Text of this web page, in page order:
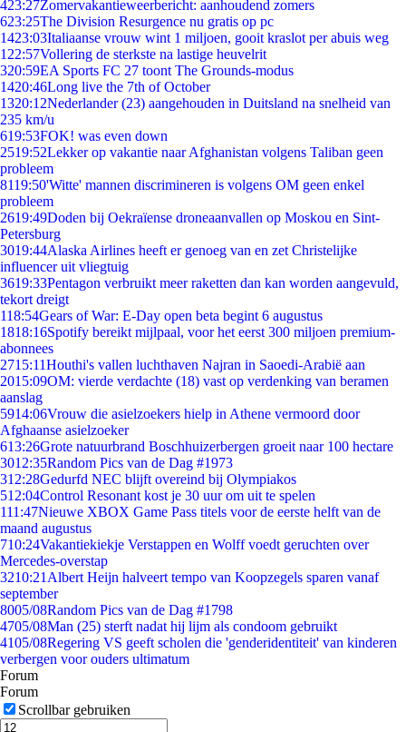
423:27Zomervakantieweerbericht: aanhoudend zomers
623:25The Division Resurgence nu gratis op pc
1423:03Italiaanse vrouw wint 1 miljoen, gooit kraslot per abuis weg
1 22:57Vollering de sterkste na lastige heuvelrit
320:59EA Sports FC 27 toont The Grounds-modus
1420:46Long live the 7th of October
1320:12Nederlander (23) aangehouden in Duitsland na snelheid van
235 km/u
619:53FOK! was even down
2519:52Lekker op vakantie naar Afghanistan volgens Taliban geen
probleem
8119:50'Witte' mannen discrimineren is volgens OM geen enkel
probleem
2619:49Doden bij Oekraïense droneaanvallen op Moskou en Sint-
Petersburg
3019:44Alaska Airlines heeft er genoeg van en zet Christelijke
influencer uit vliegtuig
3619:33Pentagon verbruikt meer raketten dan kan worden aangevuld,
tekort dreigt
118:54Gears of War: E-Day open beta begint 6 augustus
1818:16Spotify bereikt mijlpaal, voor het eerst 300 miljoen premium-
abonnees
2715:11Houthi's vallen luchthaven Najran in Saoedi-Arabië aan
2015:09OM: vierde verdachte (18) vast op verdenking van beramen
aanslag
5914:06Vrouw die asielzoekers hielp in Athene vermoord door
Afghaanse asielzoeker
613:26Grote natuurbrand Boschhuizerbergen groeit naar 100 hectare
3012:35Random Pics van de Dag #1973
312:28Gedurfd NEC blijft overeind bij Olympiakos
512:04Control Resonant kost je 30 uur om uit te spelen
111:47Nieuwe XBOX Game Pass titels voor de eerste helft van de
maand augustus
710:24Vakantiekiekje Verstappen en Wolff voedt geruchten over
Mercedes-overstap
3210:21 Albert Heijn halveert tempo van Koopzegels sparen vanaf
september
8005/08Random Pics van de Dag #1798
4705/08Man (25) sterft nadat hij lijm als condoom gebruikt
4105/08Regering VS geeft scholen die 'genderidentiteit' van kinderen
verbergen voor ouders ultimatum
Forum
Forum
Scrollbar gebruiken